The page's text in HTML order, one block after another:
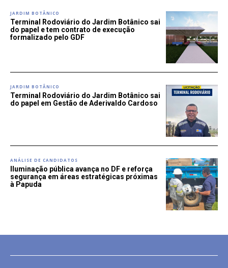
JARDIM BOTÂNICO
Terminal Rodoviário do Jardim Botânico sai
do papel e tem contrato de execução
formalizado pelo GDF
JARDIM BOTÂNICO
Terminal Rodoviário do Jardim Botânico sai
do papel em Gestão de Aderivaldo Cardoso
ANÁLISE DE CANDIDATOS
Iluminação pública avança no DF e reforça
segurança em áreas estratégicas próximas
à Papuda